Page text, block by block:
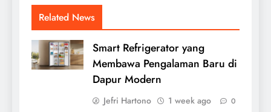
Related News
Smart Refrigerator yang
Membawa Pengalaman Baru di
Dapur Modern
Jefri Hartono 1 week ago 0